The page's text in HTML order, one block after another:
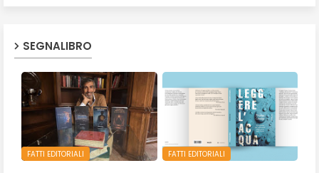
SEGNALIBRO
FATTI EDITORIALI FATTI EDITORIALI